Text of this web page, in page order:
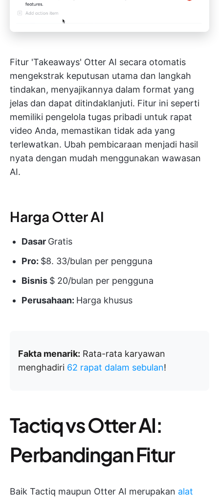
Fitur 'Takeaways' Otter AI secara otomatis
mengekstrak keputusan utama dan langkah
tindakan, menyajikannya dalam format yang
jelas dan dapat ditindaklanjuti. Fitur ini seperti
memiliki pengelola tugas pribadi untuk rapat
video Anda, memastikan tidak ada yang
terlewatkan. Ubah pembicaraan menjadi hasil
nyata dengan mudah menggunakan wawasan
AI.
Harga Otter AI
Dasar Gratis
Pro: $8. 33/bulan per pengguna
Bisnis $ 20/bulan per pengguna
Perusahaan: Harga khusus
Fakta menarik: Rata-rata karyawan
menghadiri 62 rapat dalam sebulan!
Tactiq vs Otter AI:
Perbandingan Fitur
Baik Tactiq maupun Otter AI merupakan alat